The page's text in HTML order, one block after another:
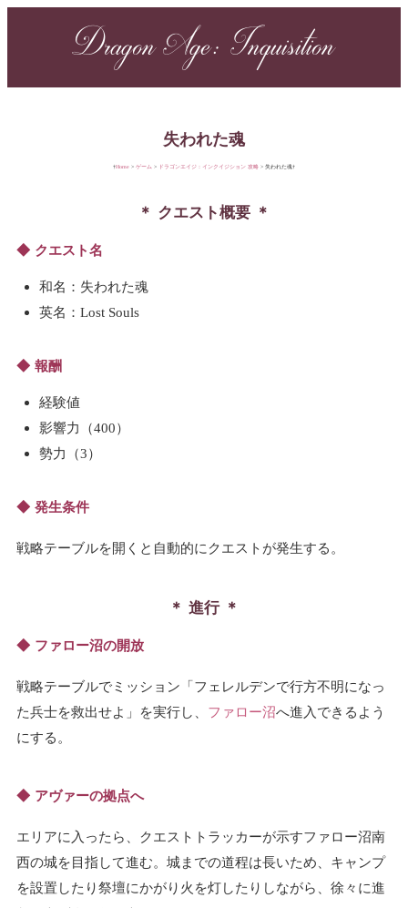
Dragon Age: Inquisition
失われた魂
Home ゲーム ドラゴンエイジ：インクイジション 攻略 失われた魂
クエスト概要
クエスト名
和名：失われた魂
英名：Lost Souls
報酬
経験値
影響力（400）
勢力（3）
発生条件
戦略テーブルを開くと自動的にクエストが発生する。
進行
ファロー沼の開放
戦略テーブルでミッション「フェレルデンで行方不明になっ
た兵士を救出せよ」を実行し、 ファロー沼へ進入できるよう
にする。
アヴァーの拠点へ
エリアに入ったら、クエストトラッカーが示すファロー沼南
西の城を目指して進む。城までの道程は長いため、キャンプ
を設置したり祭壇にかがり火を灯したりしながら、徐々に進